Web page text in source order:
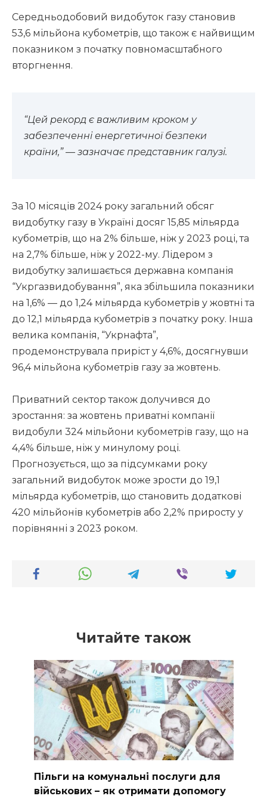
Середньодобовий видобуток газу становив
53,6 мільйона кубометрів, що також є найвищим
показником з початку повномасштабного
вторгнення.
“Цей рекорд є важливим кроком у
забезпеченні енергетичної безпеки
країни,” — зазначає представник галузі.
За 10 місяців 2024 року загальний обсяг
видобутку газу в Україні досяг 15,85 мільярда
кубометрів, що на 2% більше, ніж у 2023 році, та
на 2,7% більше, ніж у 2022-му. Лідером з
видобутку залишається державна компанія
“Укргазвидобування”, яка збільшила показники
на 1,6% — до 1,24 мільярда кубометрів у жовтні та
до 12,1 мільярда кубометрів з початку року. Інша
велика компанія, “Укрнафта”,
продемонструвала приріст у 4,6%, досягнувши
96,4 мільйона кубометрів газу за жовтень.
Приватний сектор також долучився до
зростання: за жовтень приватні компанії
видобули 324 мільйони кубометрів газу, що на
4,4% більше, ніж у минулому році.
Прогнозується, що за підсумками року
загальний видобуток може зрости до 19,1
мільярда кубометрів, що становить додаткові
420 мільйонів кубометрів або 2,2% приросту у
порівнянні з 2023 роком.
Читайте також
Пільги на комунальні послуги для
військових – як отримати допомогу